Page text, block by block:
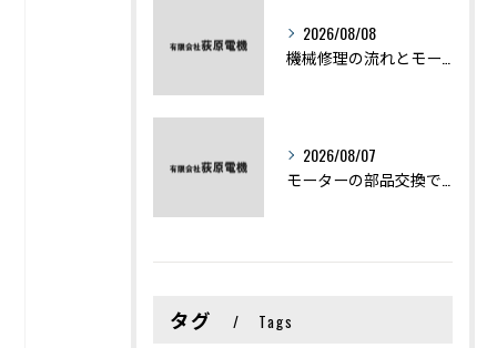
2026/08/08
2026/08/07
タグ Tags